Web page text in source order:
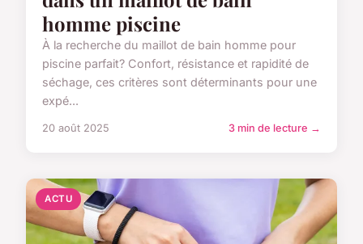
homme piscine
À la recherche du maillot de bain homme pour
piscine parfait? Confort, résistance et rapidité de
séchage, ces critères sont déterminants pour une
expé...
20 août 2025 3 min de lecture →
ACTU